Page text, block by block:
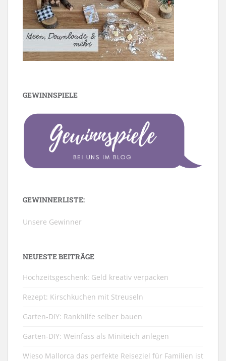
GEWINNSPIELE
GEWINNERLISTE:
Unsere Gewinner
NEUESTE BEITRÄGE
Hochzeitsgeschenk: Geld kreativ verpacken
Rezept: Kirschkuchen mit Streuseln
Garten-DIY: Rankhilfe selber bauen
Garten-DIY: Weinfass als Miniteich anlegen
Wieso Mallorca das perfekte Reiseziel für Familien ist